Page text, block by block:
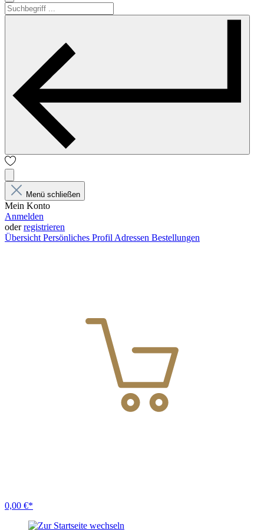
Menü schließen
Mein Konto
Anmelden
oderregistrieren
Übersicht Persönliches Profil Adressen Bestellungen
0,00 €*